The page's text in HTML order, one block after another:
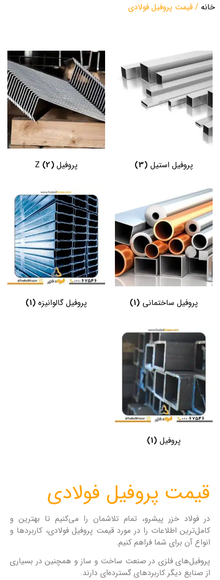
خانه / قیمت پروفیل فولادی
پروفیل استیل (3) پروفیل Z (2)
پروفیل ساختمانی (1) پروفیل گالوانیزه (1)
پروفیل (1)
قیمت پروفیل فولادی
در فولاد خزر پیشرو، تمام تلاشمان را می‌کنیم تا بهترین و
کامل‌ترین اطلاعات را در مورد قیمت پروفیل فولادی، کاربردها و
انواع آن برای شما فراهم کنیم.
پروفیل‌های فلزی در صنعت ساخت و ساز و همچنین در بسیاری
از صنایع دیگر کاربردهای گسترده‌ای دارند.